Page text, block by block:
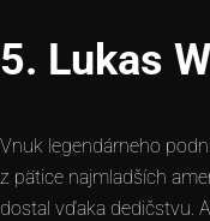
5. Lukas
Vnuk legendárneho
z pätice najmladších
dostal vďaka dedičstvu.